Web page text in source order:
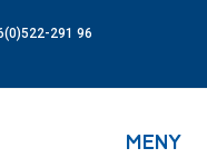
291 96
MENY